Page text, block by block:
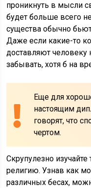
проникнуть в мысли
будет больше всего
существа обычно
Даже если какие-то
доставляют человеку
забывать, хотя б на
Еще для
настоящим
говорят, что
чертом.
Скрупулезно
религию. Узнав как
различных бесах,